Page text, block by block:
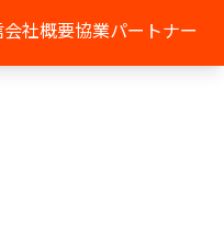
会社概要協業パートナー